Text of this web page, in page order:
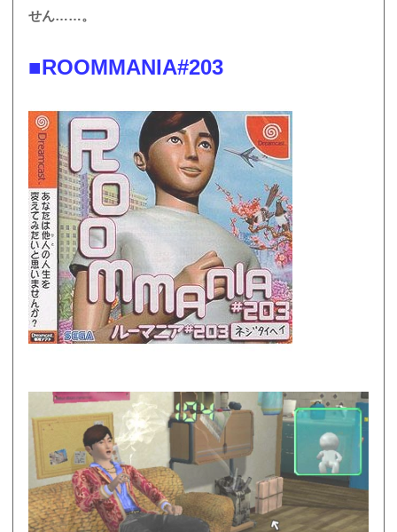
せん……。
■ROOMMANIA#203